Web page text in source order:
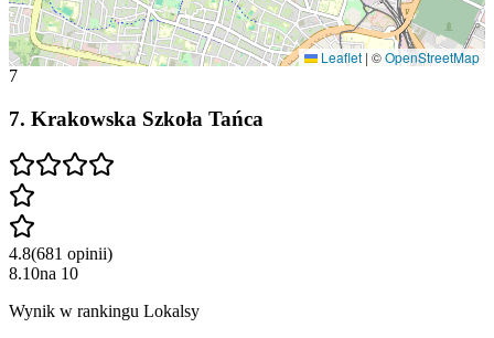
Leaflet | ©OpenStreetMap
7
7. Krakowska Szkoła Tańca
4.8(681 opinii)
8.10na 10
Wynik w rankingu Lokalsy